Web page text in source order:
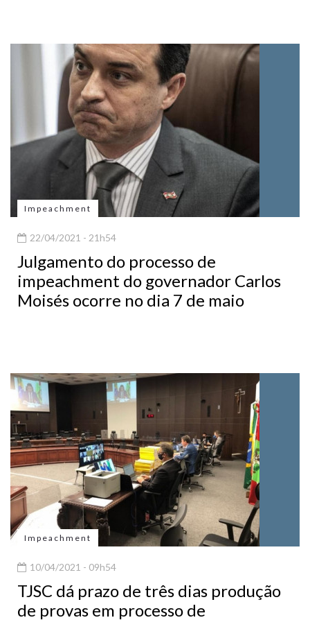
Impeachment
22/04/2021 - 21h54
Julgamento do processo de
impeachment do governador Carlos
Moisés ocorre no dia 7 de maio
Impeachment
10/04/2021 - 09h54
TJSC dá prazo de três dias produção
de provas em processo de